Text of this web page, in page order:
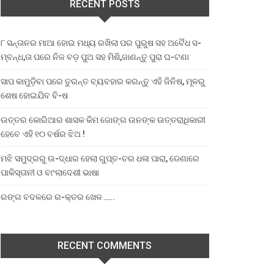
RECENT POSTS
୮ ସନ୍ତାନର ମାଆ ହୋଇ ମଧ୍ୟ ରଖିଲା ପର ପୁରୁଷ ସହ ଅବୈଧ ସ-
ମ୍ବନ୍ଧ,ତା ପରେ ନିଜ ବଡ଼ ପୁଅ ସହ ମିଶି,ଜାଣନ୍ତୁ ପୁରା ଘ-ଟଣା
ସାପ କାମୁଡ଼ିବା ପରେ ତୁରନ୍ତ ବ୍ୟବହାର କରନ୍ତୁ ଏହି ଜିନିଷ, ମୂଳରୁ
ଶେଷ ହୋଇଯିବ ବି-ଷ
ଉତ୍ତର କୋରିଆର ଶାସକ କିମ ଜୋଙ୍ଗ ଉନଙ୍କ ଉତ୍ତରାଧିକାରୀ
ହେବେ ଏହି ୧୦ ବର୍ଷର ଝିଅ !
ମଝି ସମୁଦ୍ରରୁ ଉ-ଦ୍ଧାର ହେଲା ଗୁପ୍ତ-ଚର ଧଳା ପାରା, ଡେଣାରେ
ପାକିସ୍ତାନୀ ଓ ବାଂଲାଦେଶୀ ଭାଷା
ରଙ୍ଗ ବଦଳରେ ର-କ୍ତର ଖେଳ …..
RECENT COMMENTS